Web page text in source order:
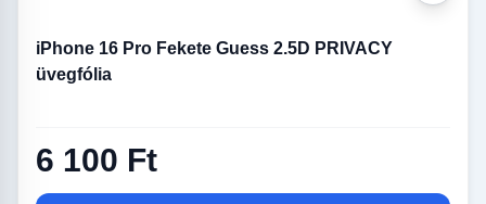
iPhone 16 Pro Fekete Guess 2.5D PRIVACY
üvegfólia
6 100 Ft